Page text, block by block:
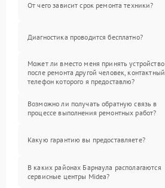
От чего зависит срок ремонта техники?
Диагностика проводится бесплатно?
Может ли вместо меня принять устройство
после ремонта другой человек, контактный
телефон которого я предоставлю?
Возможно ли получать обратную связь в
процессе выполнения ремонтных работ?
Какую гарантию вы предоставляете?
В каких районах Барнаула располагаются
сервисные центры Midea?